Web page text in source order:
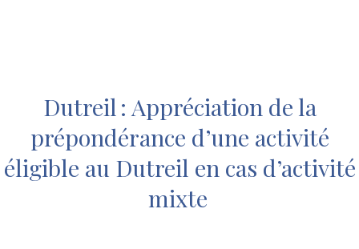
Dutreil : Appréciation de la
prépondérance d’une activité
éligible au Dutreil en cas d’activité
mixte